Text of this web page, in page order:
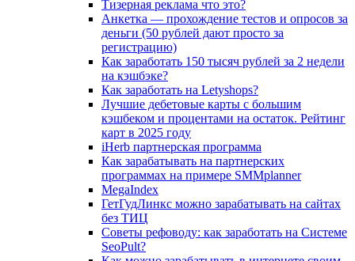
Тизерная реклама что это?
Анкетка — прохождение тестов и опросов за
деньги (50 рублей дают просто за
регистрацию)
Как заработать 150 тысяч рублей за 2 недели
на кэшбэке?
Как заработать на Letyshops?
Лучшие дебетовые карты с большим
кэшбеком и процентами на остаток. Рейтинг
карт в 2025 году
iHerb партнерская программа
Как зарабатывать на партнерских
программах на примере SMMplanner
MegaIndex
ГетГудЛинкс можно зарабатывать на сайтах
без ТИЦ
Советы рефоводу: как заработать на Системе
SeoPult?